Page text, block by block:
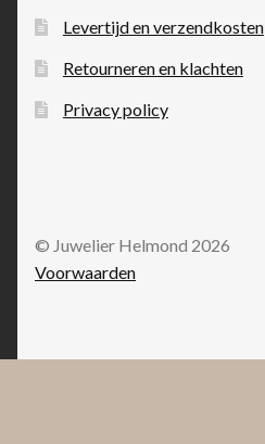
Levertijd en verzendkosten
Retourneren en klachten
Privacy policy
© Juwelier Helmond 2026
Voorwaarden